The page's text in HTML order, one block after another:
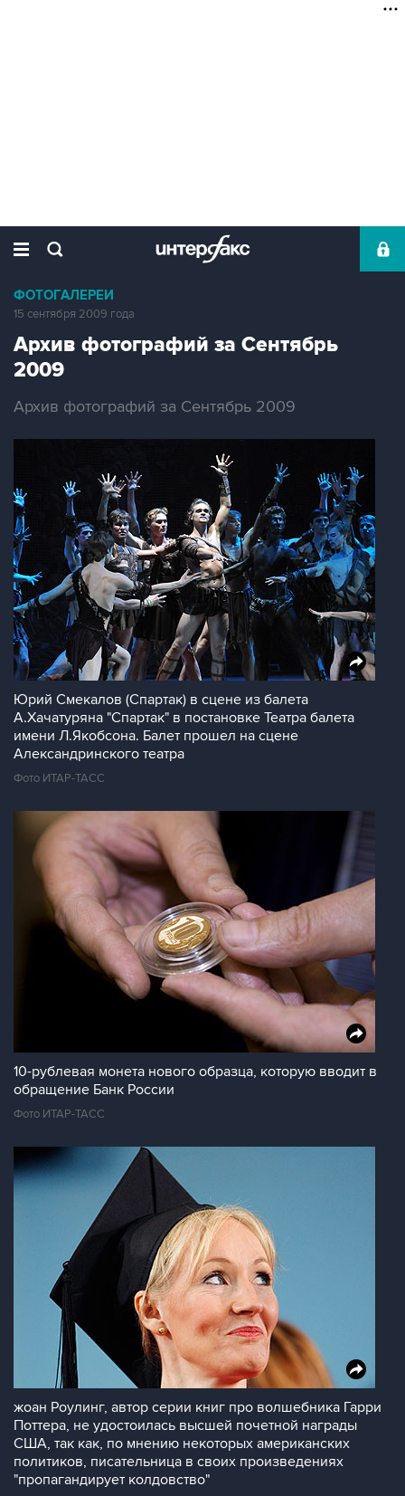
ФОТОГАЛЕРЕИ
15 сентября 2009 года
Архив фотографий за Сентябрь
2009
Архив фотографий за Сентябрь 2009
Юрий Смекалов (Спартак) в сцене из балета
А.Хачатуряна "Спартак" в постановке Театра балета
имени Л.Якобсона. Балет прошел на сцене
Александринского театра
Фото ИТАР-ТАСС
10-рублевая монета нового образца, которую вводит в
обращение Банк России
Фото ИТАР-ТАСС
жоан Роулинг, автор серии книг про волшебника Гарри
Поттера, не удостоилась высшей почетной награды
США, так как, по мнению некоторых американских
политиков, писательница в своих произведениях
"пропагандирует колдовство"